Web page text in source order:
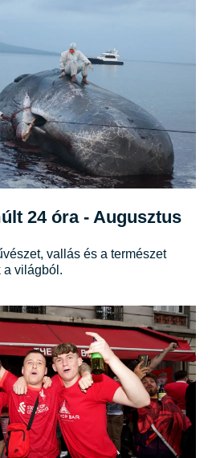
24 óra - Augusztus
vallás és a természet
a világból.